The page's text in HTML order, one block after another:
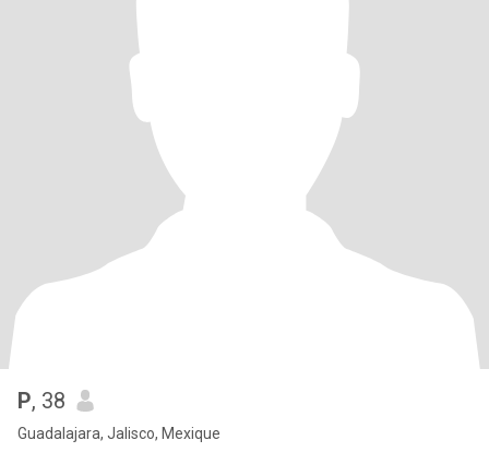
P, 38
Guadalajara, Jalisco, Mexique